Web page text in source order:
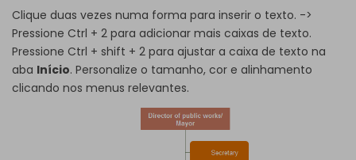
Clique duas vezes numa forma para inserir o texto. ->
Pressione Ctrl + 2 para adicionar mais caixas de texto.
Pressione Ctrl + shift + 2 para ajustar a caixa de texto na
aba Início. Personalize o tamanho, cor e alinhamento
clicando nos menus relevantes.